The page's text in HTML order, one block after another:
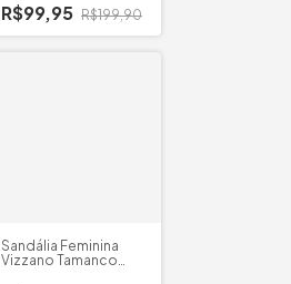
R$99,95 R$199,90
Sandália Feminina
Vizzano Tamanco